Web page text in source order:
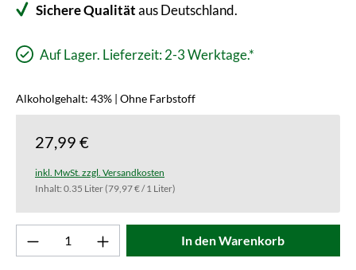
SichereQualitätaus Deutschland.
Auf Lager. Lieferzeit: 2-3 Werktage.*
Alkoholgehalt: 43% | Ohne Farbstoff
27,99 €
inkl. MwSt. zzgl. Versandkosten
Inhalt: 0.35 Liter(79,97 € / 1 Liter)
Produkt Anzahl: Gib den gewünschten
In den Warenkorb